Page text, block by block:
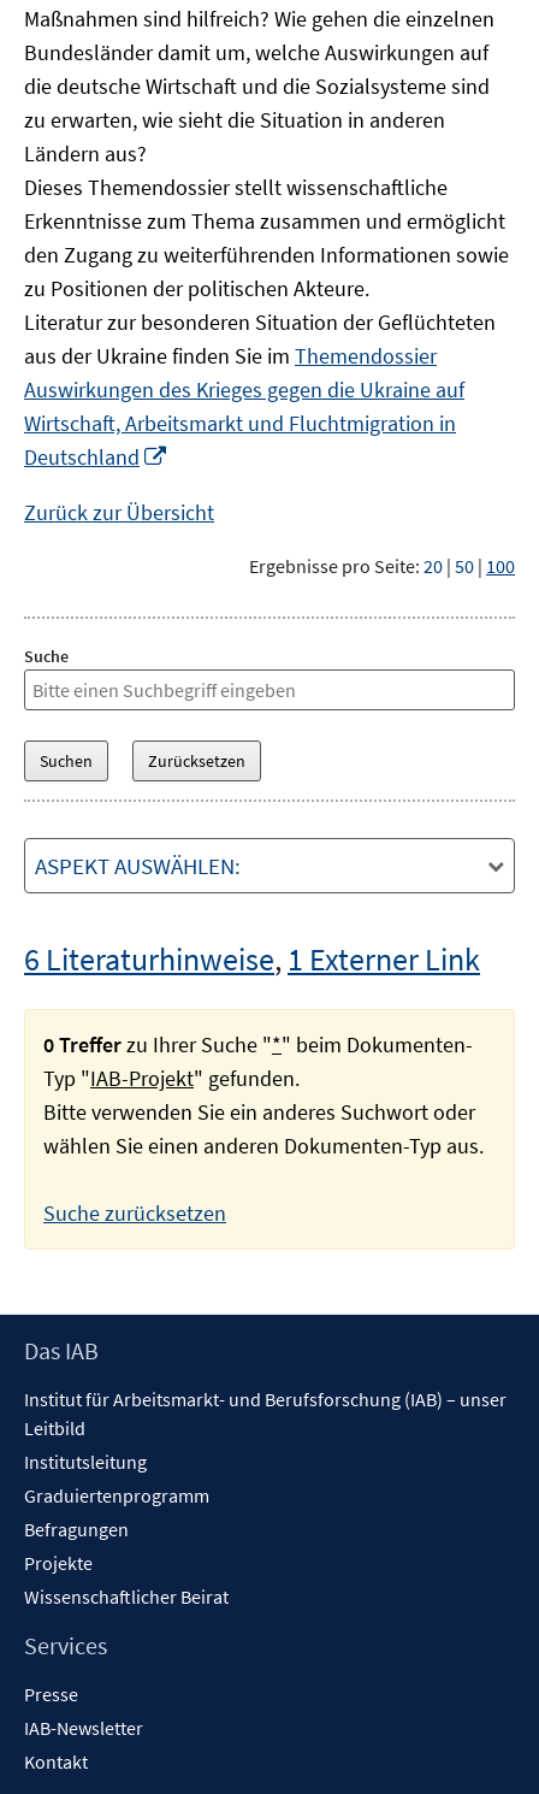
Maßnahmen sind hilfreich? Wie gehen die einzelnen
Bundesländer damit um, welche Auswirkungen auf
die deutsche Wirtschaft und die Sozialsysteme sind
zu erwarten, wie sieht die Situation in anderen
Ländern aus?
Dieses Themendossier stellt wissenschaftliche
Erkenntnisse zum Thema zusammen und ermöglicht
den Zugang zu weiterführenden Informationen sowie
zu Positionen der politischen Akteure.
Literatur zur besonderen Situation der Geflüchteten
aus der Ukraine finden Sie im Themendossier
Auswirkungen des Krieges gegen die Ukraine auf
Wirtschaft, Arbeitsmarkt und Fluchtmigration in
Deutschland
Fenster
Zurück zur Übersicht
Ergebnisse pro Seite: 20 | 50 | 100
Suche
ASPEKT AUSWÄHLEN:
6 Literaturhinweise, 1 Externer Link
0 Trefferzu Ihrer Suche "*" beim Dokumenten-
Typ "IAB-Projekt" gefunden.
Bitte verwenden Sie ein anderes Suchwort oder
wählen Sie einen anderen Dokumenten-Typ aus.
Suche zurücksetzen
Footer
Das IAB
Institut für Arbeitsmarkt- und Berufsforschung (IAB) – unser
Leitbild
Institutsleitung
Graduiertenprogramm
Befragungen
Projekte
Wissenschaftlicher Beirat
Services
Presse
IAB-Newsletter
Kontakt